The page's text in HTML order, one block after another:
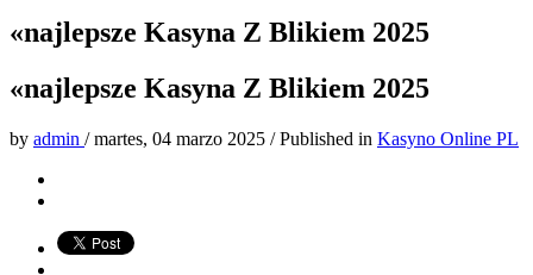
«najlepsze Kasyna Z Blikiem 2025
«najlepsze Kasyna Z Blikiem 2025
by admin /martes, 04 marzo 2025 /Published in Kasyno Online PL